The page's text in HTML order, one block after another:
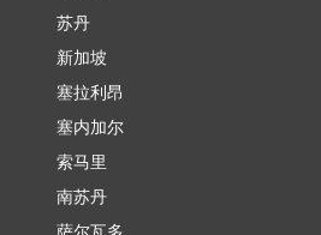
苏丹
新加坡
塞拉利昂
塞内加尔
索马里
南苏丹
萨尔瓦多